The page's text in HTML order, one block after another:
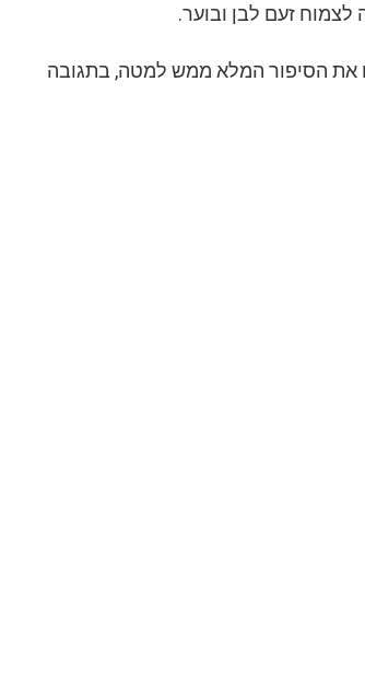
זעם לבן ובוער.
את הסיפור המלא ממש למטה, בתגובה